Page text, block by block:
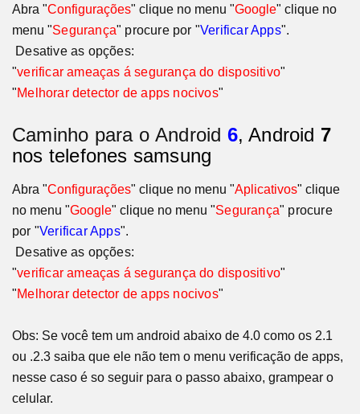
Abra "Configurações" clique no menu "Google" clique no
menu "Segurança" procure por "Verificar Apps".
Desative as opções:
"verificar ameaças á segurança do dispositivo"
"Melhorar detector de apps nocivos"
Caminho para o Android 6, Android 7
nos telefones samsung
Abra "Configurações" clique no menu "Aplicativos" clique
no menu "Google" clique no menu "Segurança" procure
por "Verificar Apps".
Desative as opções:
"verificar ameaças á segurança do dispositivo"
"Melhorar detector de apps nocivos"
Obs: Se você tem um android abaixo de 4.0 como os 2.1
ou .2.3 saiba que ele não tem o menu verificação de apps,
nesse caso é so seguir para o passo abaixo, grampear o
celular.